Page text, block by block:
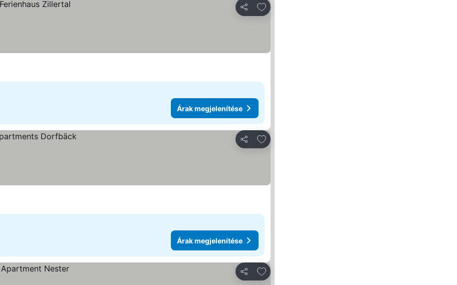
Megosztás
Hozzáadás a kedvencekhez
Árak megjelenítése
Megosztás
Hozzáadás a kedvencekhez
Árak megjelenítése
Megosztás
Hozzáadás a kedvencekhez